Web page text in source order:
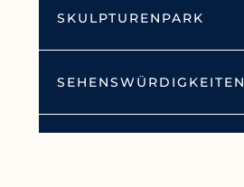
SKULPTURENPARK
SEHENSWÜRDIGKEITEN